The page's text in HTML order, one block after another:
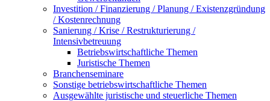
Investition / Finanzierung / Planung / Existenzgründung
/ Kostenrechnung
Sanierung / Krise / Restrukturierung /
Intensivbetreuung
Betriebswirtschaftliche Themen
Juristische Themen
Branchenseminare
Sonstige betriebswirtschaftliche Themen
Ausgewählte juristische und steuerliche Themen